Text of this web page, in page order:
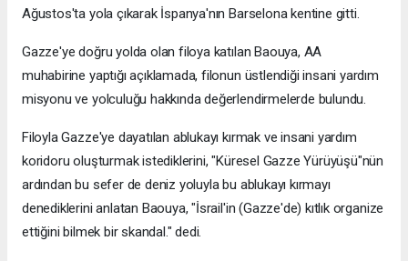
Ağustos'ta yola çıkarak İspanya'nın Barselona kentine gitti.
Gazze'ye doğru yolda olan filoya katılan Baouya, AA
muhabirine yaptığı açıklamada, filonun üstlendiği insani yardım
misyonu ve yolculuğu hakkında değerlendirmelerde bulundu.
Filoyla Gazze'ye dayatılan ablukayı kırmak ve insani yardım
koridoru oluşturmak istediklerini, "Küresel Gazze Yürüyüşü"nün
ardından bu sefer de deniz yoluyla bu ablukayı kırmayı
denediklerini anlatan Baouya, "İsrail'in (Gazze'de) kıtlık organize
ettiğini bilmek bir skandal." dedi.